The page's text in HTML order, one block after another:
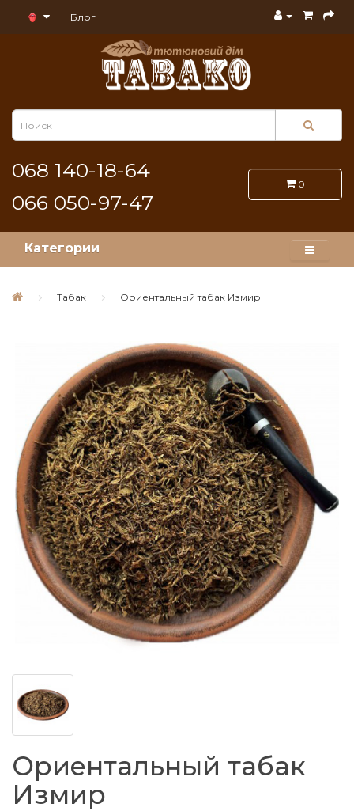
Блог
068 140-18-64
066 050-97-47
0
Категории
Табак Ориентальный табак Измир
Ориентальный табак
Измир